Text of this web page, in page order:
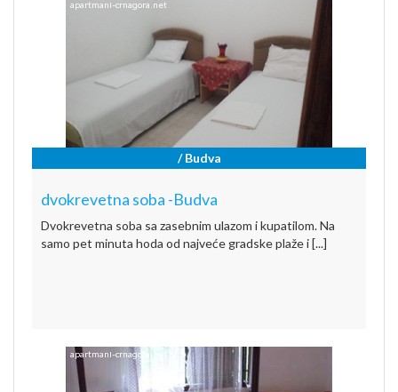
/ Budva
dvokrevetna soba -Budva
Dvokrevetna soba sa zasebnim ulazom i kupatilom. Na
samo pet minuta hoda od najveće gradske plaže i [...]